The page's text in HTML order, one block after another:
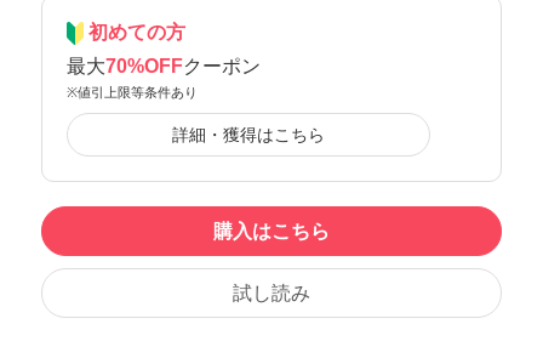
初めての方
最大70%OFFクーポン
※値引上限等条件あり
詳細・獲得はこちら
購入はこちら
試し読み